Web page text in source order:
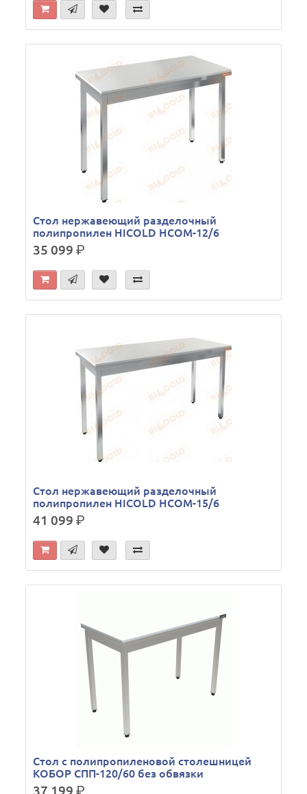
Стол нержавеющий разделочный
полипропилен HICOLD НСОМ-12/6
35 099р.
Стол нержавеющий разделочный
полипропилен HICOLD НСОМ-15/6
41 099р.
Стол с полипропиленовой столешницей
КОБОР СПП-120/60 без обвязки
37 199р.